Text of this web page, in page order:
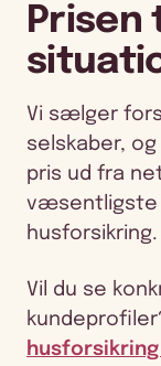
Prisen
Vi sælger
selskaber,
pris ud fra
væsentligste
husforsikring.
Vil du se